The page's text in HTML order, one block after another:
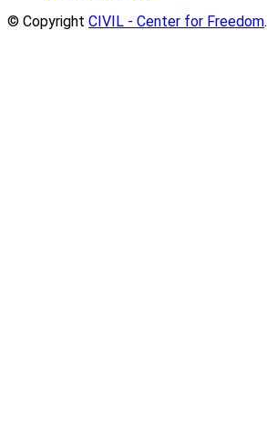
© Copyright CIVIL - Center for Freedom.